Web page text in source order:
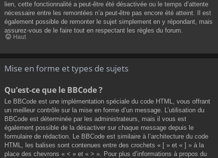
lien, cette fonctionnalité a peut-être été désactivée ou le temps d’attente
nécessaire entre les remontées n’a peut-être pas encore été atteint. Il est
également possible de remonter le sujet simplement en y répondant, mais
assurez-vous de le faire tout en respectant les règles du forum.
Haut
Mise en forme et types de sujets
Qu’est-ce que le BBCode ?
Le BBCode est une implémentation spéciale du code HTML, vous offrant
un meilleur contrôle sur la mise en forme d’un message. L’utilisation du
BBCode est déterminée par les administrateurs, mais il vous est
également possible de la désactiver sur chaque message depuis le
formulaire de rédaction. Le BBCode est similaire à l’architecture du code
HTML, les balises sont contenues entre des crochets « [ » et « ] » à la
place des chevrons « < » et « > ». Pour plus d’informations à propos du